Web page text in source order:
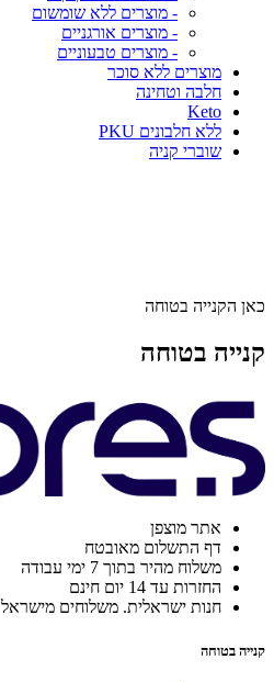
- מוצרים ללא שומשום
- מוצרים אורגניים
- מוצרים טבעוניים
מוצרים ללא סוכר
חלבה וטחינה
Keto
ללא חלבונים PKU
שוברי קניה
כאן הקנייה בטוחה
קנייה בטוחה
אתר מוצפן
דף התשלום מאובטח
משלוח מהיר בתוך 7 ימי עבודה
החזרות עד 14 יום חינם
חנות ישראלית. משלוחים מישראל
קנייה בטוחה